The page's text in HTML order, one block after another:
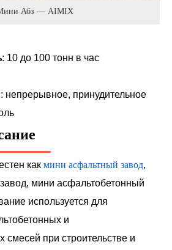
Абз — AIMIX
: 10 до 100 тонн в час
: непрерывное, принудительное
как мини асфальтный завод,
мини асфальтобетонный
используется для
и
смесей при строительстве и